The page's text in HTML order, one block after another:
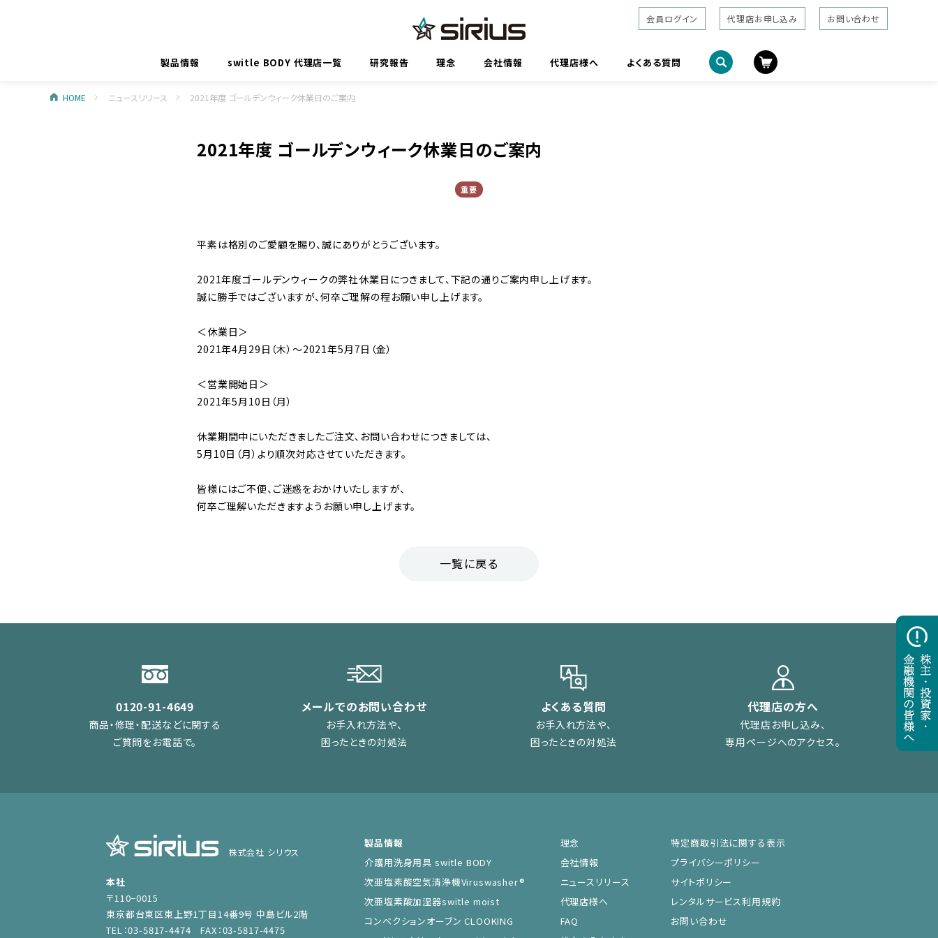
会員ログイン 代理店お申し込み お問い合わせ
製品情報 switle BODY 代理店一覧 研究報告 理念 会社情報 代理店様へ よくある質問
HOME ニュースリリース 2021年度 ゴールデンウィーク休業日のご案内
2021年度 ゴールデンウィーク休業日のご案内
重要
平素は格別のご愛顧を賜り、誠にありがとうございます。
2021年度ゴールデンウィークの弊社休業日につきまして、下記の通りご案内申し上げます。
誠に勝手ではございますが、何卒ご理解の程お願い申し上げます。
＜休業日＞
2021年4月29日（木）〜2021年5月7日（金）
＜営業開始日＞
2021年5月10日（月）
休業期間中にいただきましたご注文、お問い合わせにつきましては、
5月10日（月）より順次対応させていただきます。
皆様にはご不便、ご迷惑をおかけいたしますが、
何卒ご理解いただきますようお願い申し上げます。
一覧に戻る
0120-91-4649
商品・修理・配送などに関する
ご質問をお電話で。
メールでのお問い合わせ
お手入れ方法や、
困ったときの対処法
よくある質問
お手入れ方法や、
困ったときの対処法
代理店の方へ
代理店お申し込み、
専用ページへのアクセス。
株式会社 シリウス
本社
〒110−0015
東京都台東区東上野1丁目14番9号 中島ビル2階
TEL：03-5817-4474 FAX：03-5817-4475
製品情報
介護用洗身用具 switle BODY
次亜塩素酸空気清浄機Viruswasher®︎
次亜塩素酸加湿器switle moist
コンベクションオーブン CLOOKING
理念
会社情報
ニュースリリース
代理店様へ
FAQ
特定商取引法に関する表示
プライバシーポリシー
サイトポリシー
レンタルサービス利用規約
お問い合わせ